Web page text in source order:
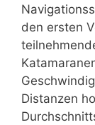
den ersten
Distanzen